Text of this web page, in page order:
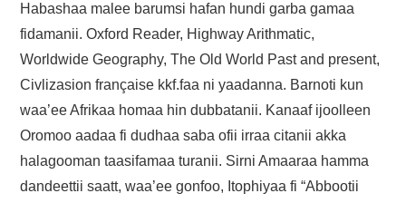
Habashaa malee barumsi hafan hundi garba gamaa
fidamanii. Oxford Reader, Highway Arithmatic,
Worldwide Geography, The Old World Past and present,
Civlizasion française kkf.faa ni yaadanna. Barnoti kun
waa’ee Afrikaa homaa hin dubbatanii. Kanaaf ijoolleen
Oromoo aadaa fi dudhaa saba ofii irraa citanii akka
halagooman taasifamaa turanii. Sirni Amaaraa hamma
dandeettii saatt, waa’ee gonfoo, Itophiyaa fi “Abbootii